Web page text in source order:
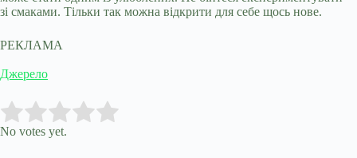
зі смаками. Тільки так можна відкрити для себе щось нове.
РЕКЛАМА
Джерело
Rate this item:
No votes yet.